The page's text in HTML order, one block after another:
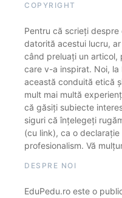
COPYRIGHT
Pentru că scrieți
datorită acestui lucru,
când preluați un articol,
care v-a inspirat. Noi, la
această conduită etică
mult mai multă
că găsiți subiecte
siguri că înțelegeți
(cu link), ca o
profesionalism. Vă
DESPRE NOI
EduPedu.ro este o